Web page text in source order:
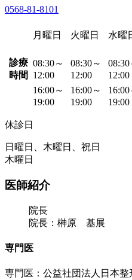
0568-81-8101
月曜日 火曜日 水曜
診療
時間
08:30～
12:00
08:30～
12:00
08:30
12:00
16:00～
19:00
16:00～
19:00
16:00
19:00
休診日
日曜日、木曜日、祝日
木曜日
医師紹介
院長
院長：榊原 基展
専門医
専門医：公益社団法人日本